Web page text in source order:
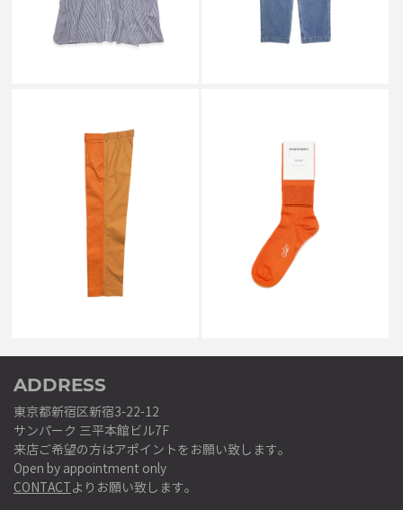
￥45,100
↓
￥18,040
￥29,700
↓
￥11,880
SCHNAYDERMAN'S
TROUSERS DALET TWO
TONED ORANGE AND TAUPE
￥40,700
↓
￥16,280
SCHNAYDERMAN'S
MERCERIZED SOCKS
ORANGE (41-44)
￥5,500
￥2,200
ADDRESS
東京都新宿区新宿3-22-12
サンパーク 三平本館ビル7F
来店ご希望の方はアポイントをお願い致します。
Open by appointment only
CONTACTよりお願い致します。